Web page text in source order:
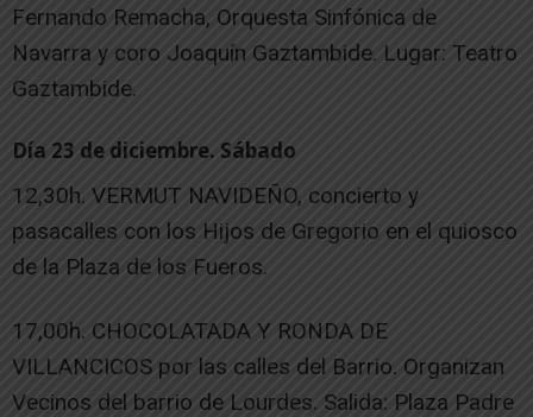
Fernando Remacha, Orquesta Sinfónica de
Navarra y coro Joaquín Gaztambide. Lugar: Teatro
Gaztambide.
Día 23 de diciembre. Sábado
12,30h. VERMUT NAVIDEÑO, concierto y
pasacalles con los Hijos de Gregorio en el quiosco
de la Plaza de los Fueros.
17,00h. CHOCOLATADA Y RONDA DE
VILLANCICOS por las calles del Barrio. Organizan
Vecinos del barrio de Lourdes. Salida: Plaza Padre